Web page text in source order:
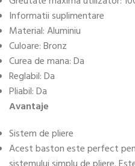
Informatii suplimentare
Material: Aluminiu
Culoare: Bronz
Curea de mana: Da
Reglabil: Da
Pliabil: Da
Avantaje
Sistem de pliere
Acest baston este perfect